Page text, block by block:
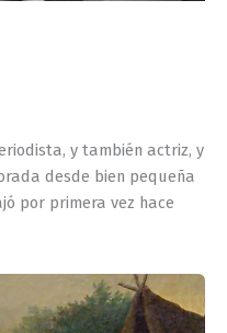
y también actriz, y
desde bien pequeña
por primera vez hace